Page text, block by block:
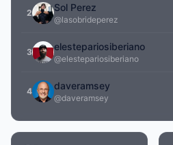
2 Sol Perez
@lasobrideperez
3 elestepariosiberiano
@elestepariosiberiano
4 daveramsey
@daveramsey